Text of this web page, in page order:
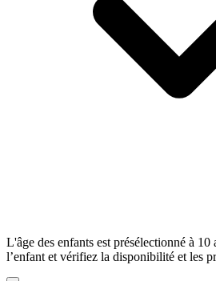
L'âge des enfants est présélectionné à 10
l’enfant et vérifiez la disponibilité et les